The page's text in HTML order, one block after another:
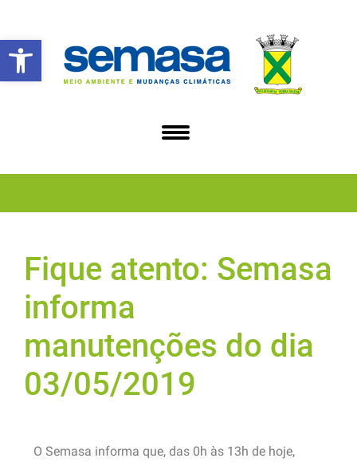
Abrir a barra de ferramentas
Fique atento: Semasa
informa
manutenções do dia
03/05/2019
O Semasa informa que, das 0h às 13h de hoje,